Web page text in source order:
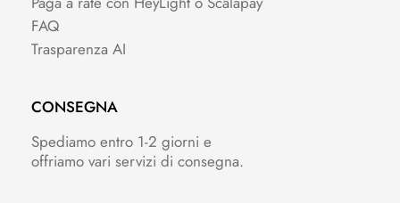
FAQ
Trasparenza AI
CONSEGNA
Spediamo entro 1-2 giorni e
offriamo vari servizi di consegna.